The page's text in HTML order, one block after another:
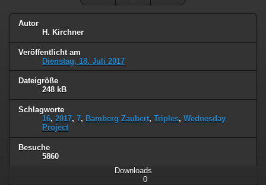
Autor
H. Kirchner
Veröffentlicht am
Dienstag, 18. Juli 2017
Dateigröße
248 kB
Schlagworte
16, 2017, 7, Bamberg Zaubert, Triples, Wednesday
Project
Besuche
5860
Downloads
0